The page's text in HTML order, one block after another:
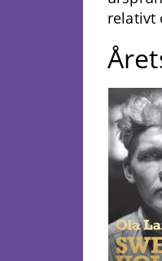
relativt